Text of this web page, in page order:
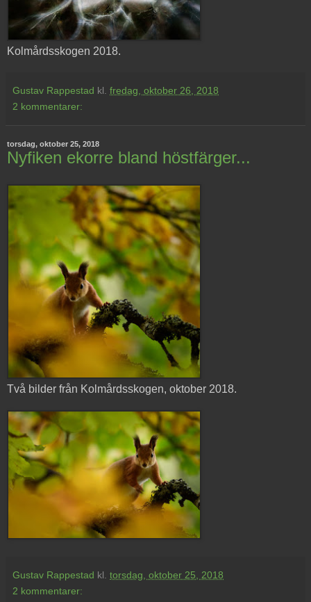
Kolmårdsskogen 2018.
Gustav Rappestad kl. fredag, oktober 26, 2018
2 kommentarer:
torsdag, oktober 25, 2018
Nyfiken ekorre bland höstfärger...
Två bilder från Kolmårdsskogen, oktober 2018.
Gustav Rappestad kl. torsdag, oktober 25, 2018
2 kommentarer: